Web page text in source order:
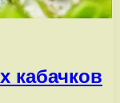
кабачков